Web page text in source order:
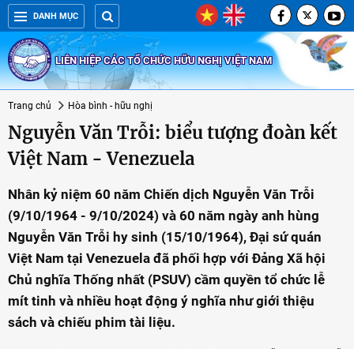
DANH MỤC
LIÊN HIỆP CÁC TỔ CHỨC HỮU NGHỊ VIỆT NAM
Trang chủ Hòa bình - hữu nghị
Nguyễn Văn Trỗi: biểu tượng đoàn kết
Việt Nam - Venezuela
Nhân kỷ niệm 60 năm Chiến dịch Nguyễn Văn Trỗi
(9/10/1964 - 9/10/2024) và 60 năm ngày anh hùng
Nguyễn Văn Trỗi hy sinh (15/10/1964), Đại sứ quán
Việt Nam tại Venezuela đã phối hợp với Đảng Xã hội
Chủ nghĩa Thống nhất (PSUV) cầm quyền tổ chức lễ
mít tinh và nhiều hoạt động ý nghĩa như giới thiệu
sách và chiếu phim tài liệu.